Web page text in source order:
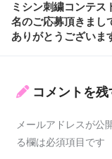
ミシン刺繍コンテス
名のご応募頂きまし
ありがとうございま
コメントを残
メールアドレスが公
る欄は必須項目です